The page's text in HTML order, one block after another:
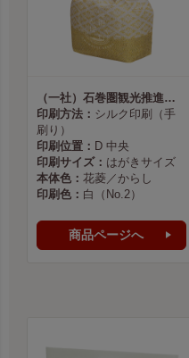
（一社）石巻圏観光推進機構様
印刷方法： シルク印刷（手
刷り）
印刷位置： D 中央
印刷サイズ： はがきサイズ
本体色： 花菱／からし
印刷色： 白（No.2）
商品ページへ